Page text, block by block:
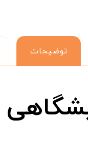
توضیحات